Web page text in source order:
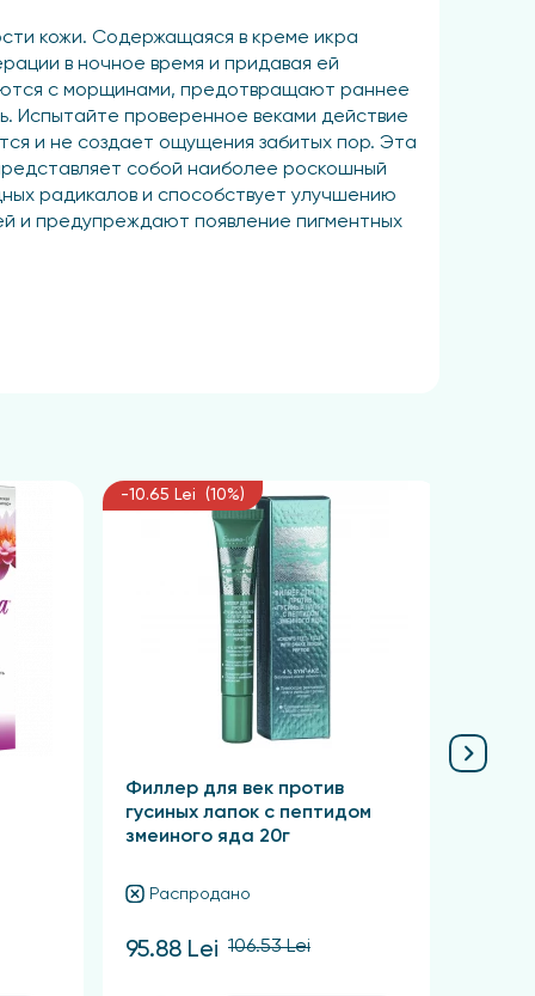
кожи. Содержащаяся в креме икра
в ночное время и придавая ей
с морщинами, предотвращают раннее
Испытайте проверенное веками действие
и не создает ощущения забитых пор. Эта
собой наиболее роскошный
радикалов и способствует улучшению
и предупреждают появление пигментных
способствует восстановлению
шпателем для извлечения крема из
круговыми движениями от центра к
-10.65 Lei (10%)
Филлер для век против
гусиных лапок с пептидом
змеиного яда 20г
Распродано
95.88 Lei 106.53 Lei